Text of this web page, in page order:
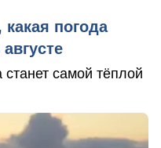
погода
самой тёплой